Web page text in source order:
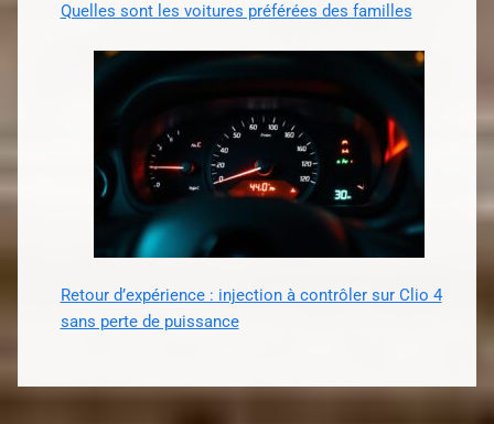
Quelles sont les voitures préférées des familles
Retour d’expérience : injection à contrôler sur Clio 4
sans perte de puissance